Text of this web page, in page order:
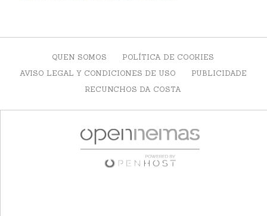
QUEN SOMOS
POLÍTICA DE COOKIES
AVISO LEGAL Y CONDICIONES DE USO
PUBLICIDADE
RECUNCHOS DA COSTA